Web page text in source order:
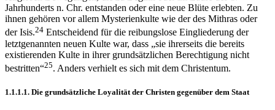
Jahrhunderts n. Chr. entstanden oder eine neue Blüte erlebten. Zu
ihnen gehören vor allem Mysterienkulte wie der des Mithras oder
der Isis.24 Entscheidend für die reibungslose Eingliederung der
letztgenannten neuen Kulte war, dass „sie ihrerseits die bereits
existierenden Kulte in ihrer grundsätzlichen Berechtigung nicht
bestritten“25. Anders verhielt es sich mit dem Christentum.
1.1.1.1. Die grundsätzliche Loyalität der Christen gegenüber dem Staat